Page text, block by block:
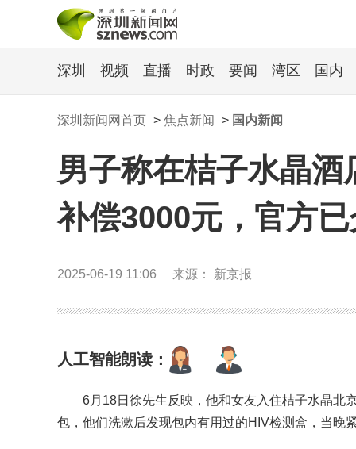
深圳 视频 直播 时政 要闻 湾区 国内
深圳新闻网首页 > 焦点新闻 > 国内新闻
男子称在桔子水晶
补偿3000元，官方
2025-06-19 11:06 来源： 新京报
人工智能朗读：
6月18日徐先生反映，他和女友入住桔子水晶北
包，他们洗漱后发现包内有用过的HIV检测盒，当晚